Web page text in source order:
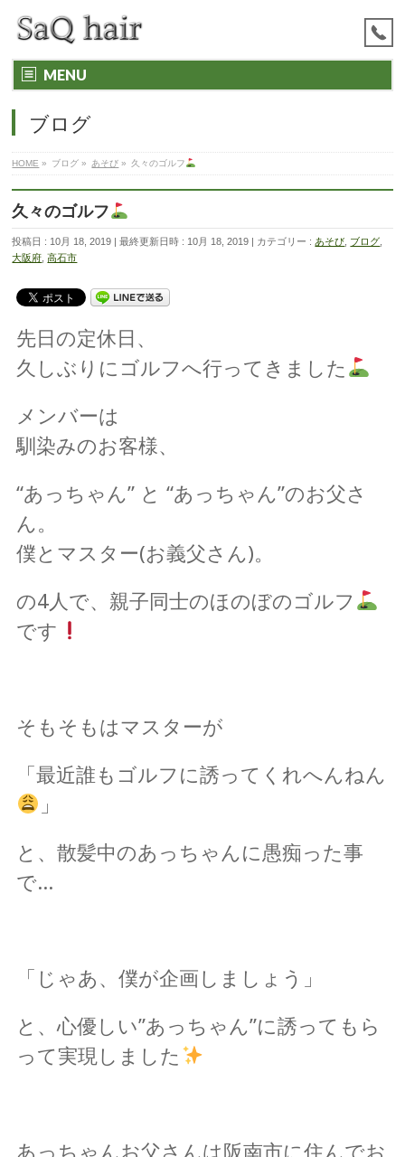
MENU
ブログ
HOME » ブログ » あそび » 久々のゴルフ
久々のゴルフ
投稿日 : 10月 18, 2019 最終更新日時 : 10月 18, 2019 カテゴリー : あそび ブログ
大阪府 ,高石市
先日の定休日、
久しぶりにゴルフへ行ってきました
メンバーは
馴染みのお客様、
“あっちゃん” と “あっちゃん”のお父さ
ん。
僕とマスター(お義父さん)。
の4人で、親子同士のほのぼのゴルフ
です
そもそもはマスターが
「最近誰もゴルフに誘ってくれへんねん
」
と、散髪中のあっちゃんに愚痴った事
で…
「じゃあ、僕が企画しましょう」
と、心優しい”あっちゃん”に誘ってもら
って実現しました
あっちゃんお父さんは阪南市に住んでお